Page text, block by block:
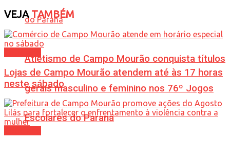
Atletismo de Campo Mourão conquista títulos
gerais masculino e feminino nos 76º Jogos
Escolares do Paraná
VEJATAMBÉM
Lojas de Campo Mourão atendem até às 17 horas
neste sábado